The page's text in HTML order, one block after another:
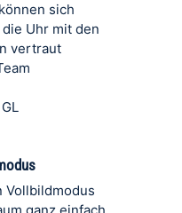
sich
Uhr mit den
vertraut
Vollbildmodus